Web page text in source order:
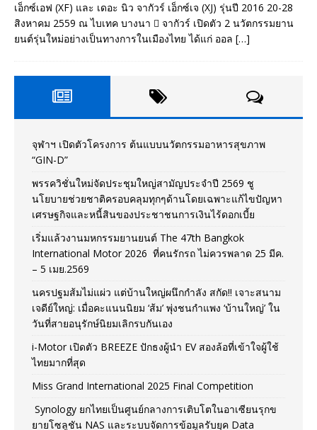
เอ็กซ์เอฟ (XF) และ เดอะ นิว จากัวร์ เอ็กซ์เจ (XJ) รุ่นปี 2016 20-28
สิงหาคม 2559 ณ ไบเทค บางนา  จากัวร์ เปิดตัว 2 นวัตกรรมยาน
ยนต์รุ่นใหม่อย่างเป็นทางการในเมืองไทย ได้แก่ ออล […]
จุฬาฯ เปิดตัวโครงการ ต้นแบบนวัตกรรมอาหารสุขภาพ
“GIN-D”
พรรควิชั่นใหม่จัดประชุมใหญ่สามัญประจำปี 2569 ชู
นโยบายช่วยชาติครอบคลุมทุกๆด้านโดยเฉพาะแก้ไขปัญหา
เศรษฐกิจและหนี้สินของประชาชนการเงินไร้ดอกเบี้ย
เริ่มแล้วงานมหกรรมยานยนต์ The 47th Bangkok
International Motor 2026 ที่คนรักรถ ไม่ควรพลาด 25 มีค.
– 5 เมย.2569
นครปฐมส้มไม่แผ่ว แต่บ้านใหญ่ผนึกกำลัง สกัด!! เจาะสนาม
เจดีย์ใหญ่: เมื่อคะแนนนิยม ‘ส้ม’ พุ่งชนกำแพง ‘บ้านใหญ่’ ใน
วันที่สายอนุรักษ์นิยมเลิกรบกันเอง
i-Motor เปิดตัว BREEZE ปักธงผู้นำ EV สองล้อที่เข้าใจผู้ใช้
ไทยมากที่สุด
Miss Grand International 2025 Final Competition
Synology ยกไทยเป็นศูนย์กลางการเติบโตในอาเซียนรุกข
ยายโซลูชัน NAS และระบบจัดการข้อมูลรับยุค Data